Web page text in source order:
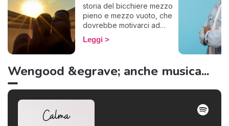
storia del bicchiere mezzo
pieno e mezzo vuoto, che
dovrebbe motivarci ad
essere ottimisti. Ecco, alcuni
questo famoso bicchiere lo
via. Insomma, basta con le
pensare positivo.
Leggi
Wengood &egrave; anche musica...